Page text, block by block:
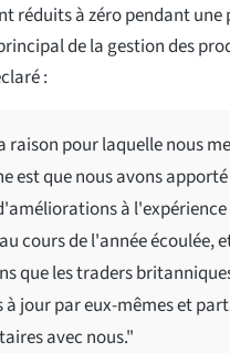
réduits à zéro pendant une
de la gestion des
:
raison pour laquelle nous
est que nous avons
à
cours de l'année écoulée,
que les traders
à jour par eux-mêmes et
avec nous."